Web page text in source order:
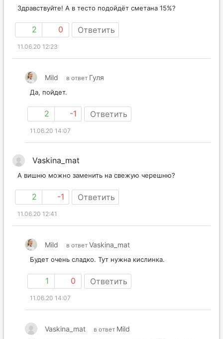
Здравствуйте! А в тесто подойдёт сметана 15%?
2 0 Ответить
11.06.20 12:23
Mild в ответ Гуля
Да, пойдет.
2 -1 Ответить
11.06.20 14:07
Vaskina_mat
А вишню можно заменить на свежую черешню?
2 -1 Ответить
11.06.20 12:41
Mild в ответ Vaskina_mat
Будет очень сладко. Тут нужна кислинка.
1 0 Ответить
11.06.20 14:07
Vaskina_mat в ответ Mild